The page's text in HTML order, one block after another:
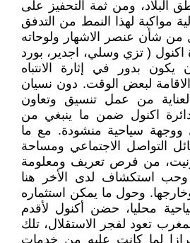
البلاد، ومن ثمة التحفيز على
مواكبة لهذا النمط من التدفق
من شأن عنصر الاشهار ولوحاته
اكنول ( تزي وسلي، اجدير، بورد
بدور في إثارة الانتباه
لبعض الوقت. دون نسيان
من عمل تنسيق وتعاون
دائرة اكنول ضمن ما ينبغي من
ووجهة سياحية منشودة. مع ما
التواصل الاجتماعي ومساحة
من فرص تعريف ومعلومة
وحب استكشاف لدى الأخر هنا
وحول ما يمكن استثماره
محليا، حضن أكنول لأقدم
تعود لفجر الاستقلال، تلك
لِما كانت عليه من خدمات